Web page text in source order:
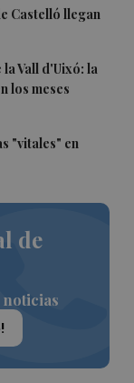
Castelló llegan
Vall d'Uixó: la
los meses
"vitales" en
de
noticias